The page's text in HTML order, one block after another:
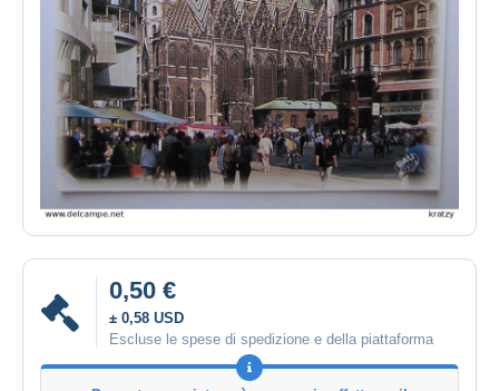
0,50 €
± 0,58 USD
Escluse le spese di spedizione e della piattaforma